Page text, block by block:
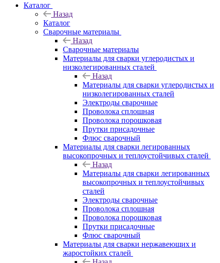
Каталог
Назад
Каталог
Сварочные материалы
Назад
Сварочные материалы
Материалы для сварки углеродистых и
низколегированных сталей
Назад
Материалы для сварки углеродистых и
низколегированных сталей
Электроды сварочные
Проволока сплошная
Проволока порошковая
Прутки присадочные
Флюс сварочный
Материалы для сварки легированных
высокопрочных и теплоустойчивых сталей
Назад
Материалы для сварки легированных
высокопрочных и теплоустойчивых
сталей
Электроды сварочные
Проволока сплошная
Проволока порошковая
Прутки присадочные
Флюс сварочный
Материалы для сварки нержавеющих и
жаростойких сталей